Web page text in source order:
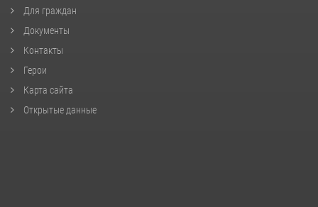
Для граждан
Документы
Контакты
Герои
Карта сайта
Открытые данные